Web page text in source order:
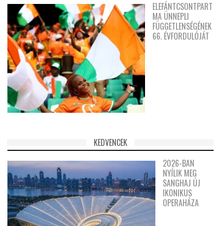
ELEFÁNTCSONTPART
MA ÜNNEPLI
FÜGGETLENSÉGÉNEK
66. ÉVFORDULÓJÁT
KEDVENCEK
2026-BAN
NYÍLIK MEG
SANGHAJ ÚJ
IKONIKUS
OPERAHÁZA